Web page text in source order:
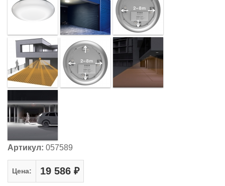
Артикул: 057589
Цена: 19 586 ₽